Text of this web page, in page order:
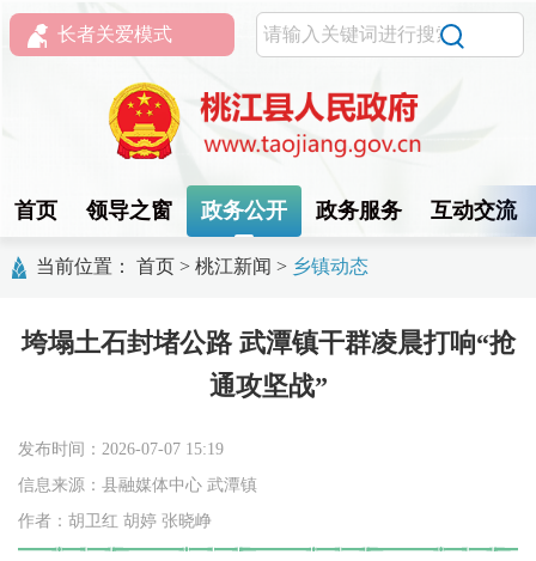
长者关爱模式
首页 领导之窗 政务公开 政务服务 互动交流
当前位置： 首页 > 桃江新闻 > 乡镇动态
垮塌土石封堵公路 武潭镇干群凌晨打响“抢
通攻坚战”
发布时间：2026-07-07 15:19
信息来源：县融媒体中心 武潭镇
作者：胡卫红 胡婷 张晓峥